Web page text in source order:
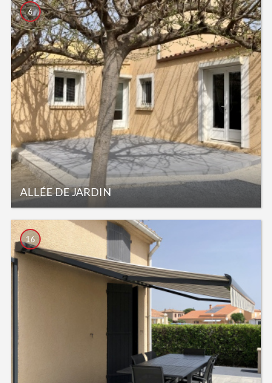
ALLÉE DE JARDIN
6
16